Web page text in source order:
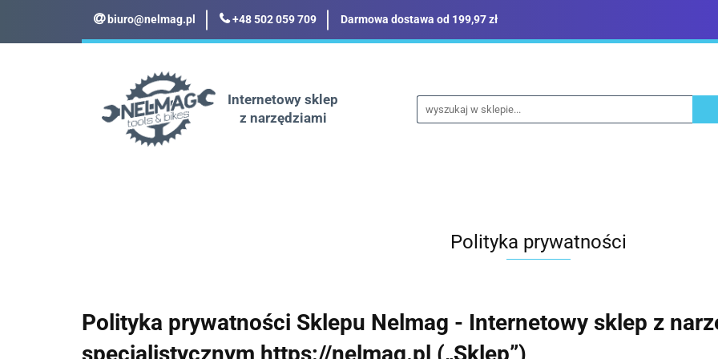
biuro@nelmag.pl +48 502 059 709 Darmowa dostawa od 199,97 zł
Internetowy sklep
z narzędziami
Motoryzacja Odzież robocza i BHP
Polityka prywatności
Polityka prywatności Sklepu Nelmag - Internetowy sklep z
specjalistycznym https://nelmag.pl („Sklep”)